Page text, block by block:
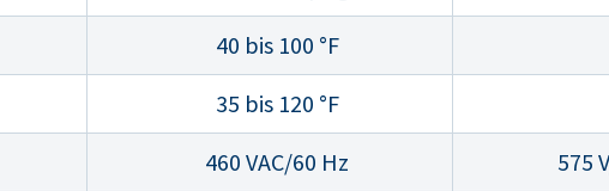
40 bis 100 °F
35 bis 120 °F
460 VAC/60 Hz 575